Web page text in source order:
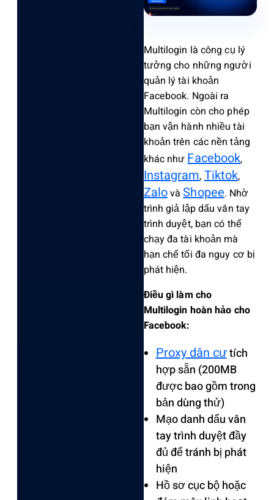
Multilogin là công cụ lý
tưởng cho những người
quản lý tài khoản
Facebook. Ngoài ra
Multilogin còn cho phép
bạn vận hành nhiều tài
khoản trên các nền tảng
khác nhưFacebook,
Instagram,Tiktok,
ZalovàShopee. Nhờ
trình giả lập dấu vân tay
trình duyệt, bạn có thể
chạy đa tài khoản mà
hạn chế tối đa nguy cơ bị
phát hiện.
Điều gì làm cho
Multilogin hoàn hảo cho
Facebook:
Proxy dân cưtích
hợp sẵn (200MB
được bao gồm trong
bản dùng thử)
Mạo danh dấu vân
tay trình duyệt đầy
đủ để tránh bị phát
hiện
Hồ sơ cục bộ hoặc